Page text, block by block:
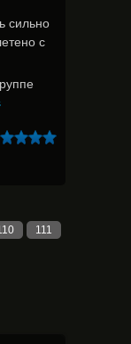
сильно
с
111